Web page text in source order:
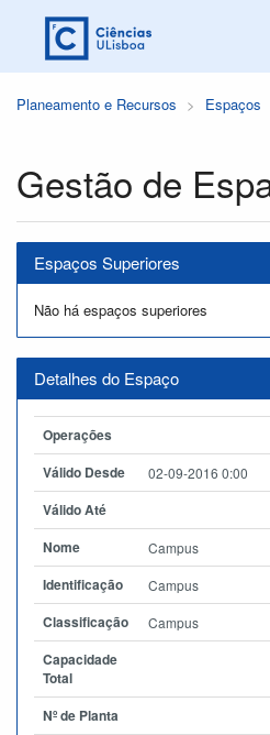
Planeamento e Recursos Espaços
Gestão de
Espaços Superiores
Não há espaços superiores
Detalhes do Espaço
Operações
Válido Desde
02-09-2016 0:00
Válido Até
Nome
Campus
Identificação Campus
Classificação Campus
Capacidade
Total
Nº de Planta